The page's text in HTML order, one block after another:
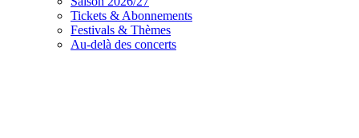
Tickets & Abonnements
Festivals & Thèmes
Au-delà des concerts